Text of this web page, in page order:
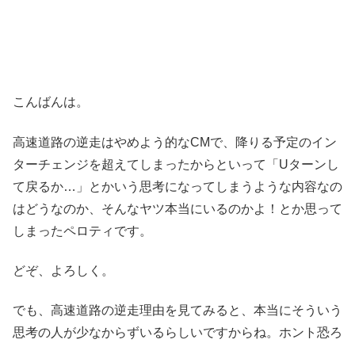
こんばんは。
高速道路の逆走はやめよう的なCMで、降りる予定のイン
ターチェンジを超えてしまったからといって「Uターンし
て戻るか…」とかいう思考になってしまうような内容なの
はどうなのか、そんなヤツ本当にいるのかよ！とか思って
しまったペロティです。
どぞ、よろしく。
でも、高速道路の逆走理由を見てみると、本当にそういう
思考の人が少なからずいるらしいですからね。ホント恐ろ